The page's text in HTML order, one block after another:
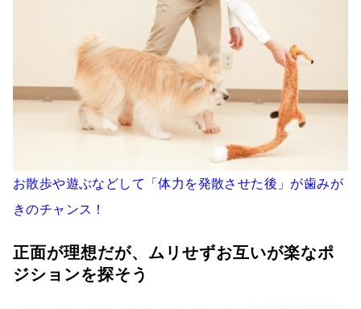
お散歩や遊ぶなどして「体力を発散させた後」が歯みが
きのチャンス！
正面が理想だが、ムリせずお互いが楽なポ
ジションを探そう